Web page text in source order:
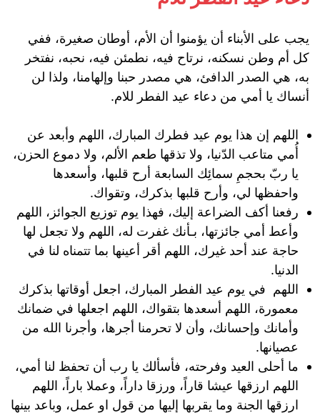
يجب على الأبناء أن يؤمنوا أن الأم، أوطان صغيرة، ففي
كل أم وطن نسكنه، نرتاح فيه، نطمئن فيه، نحبه، نفتخر
به، هي الصدر الدافئ، هي مصدر حبنا وإلهامنا، ولذا لن
أنساك يا أمي من دعاء عيد الفطر للام.
اللهم إن هذا يوم عيد فطرك المبارك، اللهم وأبعد عن
أُمي متاعب الدّنيا، ولا تذقها طعم الألم، ولا دموع الحزن،
يا ربّ بحجمِ سمائِك السابعة أرح قلبها، وأسعدها
واحفظها لي، وأرح قلبها بذكرك، وتقواك.
رفعنا أكف الضراعة إليك، فهذا يوم توزيع الجوائز، اللهم
وأعط أمي جائزتها، بـأنك غفرت له، اللهم ولا تجعل لها
حاجة عند أحد غيرك، اللهم أقر أعينها بما تتمناه لنا في
الدنيا.
اللهم في يوم عيد الفطر المبارك، اجعل أوقاتها بذكرك
معمورة، اللهم أسعدها بتقواك، اللهم اجعلها في ضمانك
وأمانك وإحسانك، وأن لا تحرمنا أجرها، وأجرنا الله من
عصيانها.
ما أحلى العيد وفرحته، فأسألك يا رب أن تحفظ لنا أمي،
اللهم ارزقها عيشا قاراً، ورزقا داراً، وعملا باراً، اللهم
ارزقها الجنة وما يقربها إليها من قول او عمل، وباعد بينها